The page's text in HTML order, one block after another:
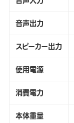
音声出力
スピーカー出力
使用電源
消費電力
本体重量